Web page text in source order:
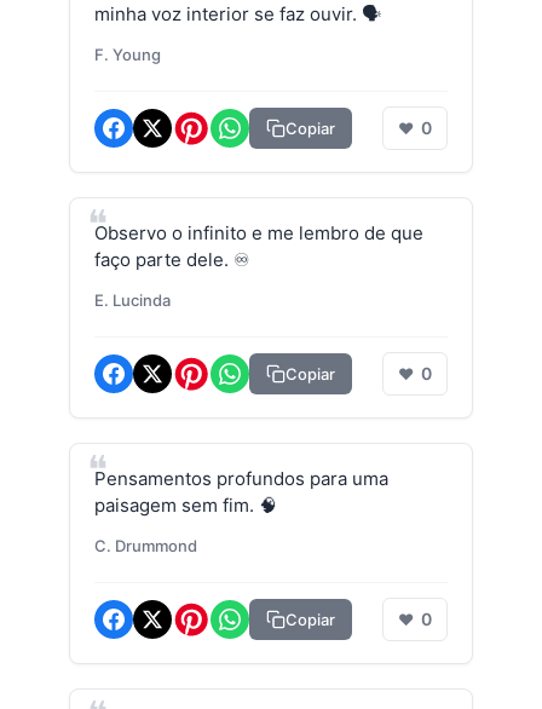
minha voz interior se faz ouvir. 🗣️
F. Young
Copiar ❤ 0
Observo o infinito e me lembro de que
faço parte dele. ♾️
E. Lucinda
Copiar ❤ 0
Pensamentos profundos para uma
paisagem sem fim. 🧠
C. Drummond
Copiar ❤ 0